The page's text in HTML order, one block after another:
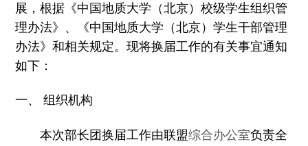
展，根据《中国地质大学（北京）校级学生组织管
理办法》、《中国地质大学（北京）学生干部管理
办法》和相关规定。现将换届工作的有关事宜通知
如下：
一、 组织机构
本次部长团换届工作由联盟综合办公室负责全